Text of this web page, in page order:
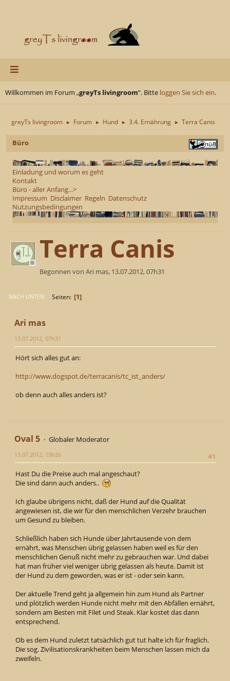
Willkommen im Forum „greyTs livingroom“. Bitte loggen Sie sich ein.
greyTs livingroom ► Forum ► Hund ► 3.4. Ernährung ► Terra Canis
Büro
Einladung und worum es geht
Kontakt
Büro - aller Anfang...>
Impressum Disclaimer Regeln Datenschutz
Nutzungsbedingungen
Terra Canis
Begonnen von Ari mas, 13.07.2012, 07h31
NACH UNTEN Seiten 1
Ari mas
13.07.2012, 07h31
Hört sich alles gut an:
http://www.dogspot.de/terracanis/tc_ist_anders/
ob denn auch alles anders ist?
Oval 5
Globaler Moderator
#1
13.07.2012, 19h26
Hast Du die Preise auch mal angeschaut?
Die sind dann auch anders..
Ich glaube übrigens nicht, daß der Hund auf die Qualität
angewiesen ist, die wir für den menschlichen Verzehr brauchen
um Gesund zu bleiben.
Schließlich haben sich Hunde über Jahrtausende von dem
ernährt, was Menschen übrig gelassen haben weil es für den
menschlichen Genuß nicht mehr zu gebrauchen war. Und dabei
hat man früher viel weniger übrig gelassen als heute. Damit ist
der Hund zu dem geworden, was er ist - oder sein kann.
Der aktuelle Trend geht ja allgemein hin zum Hund als Partner
und plötzlich werden Hunde nicht mehr mit den Abfällen ernährt,
sondern am Besten mit Filet und Steak. Klar kostet das dann
entsprechend.
Ob es dem Hund zuletzt tatsächlich gut tut halte ich für fraglich.
Die sog. Zivilisationskrankheiten beim Menschen lassen mich da
zweifeln.